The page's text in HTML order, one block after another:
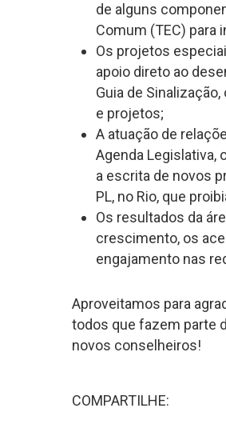
de alguns
Comum (TEC)
Os projetos
apoio direto ao
Guia de
e projetos;
A atuação de
Agenda Legislativa,
a escrita de novos
PL, no Rio, que
Os resultados da
crescimento, os
engajamento nas
Aproveitamos para
todos que fazem parte
novos conselheiros!
COMPARTILHE: